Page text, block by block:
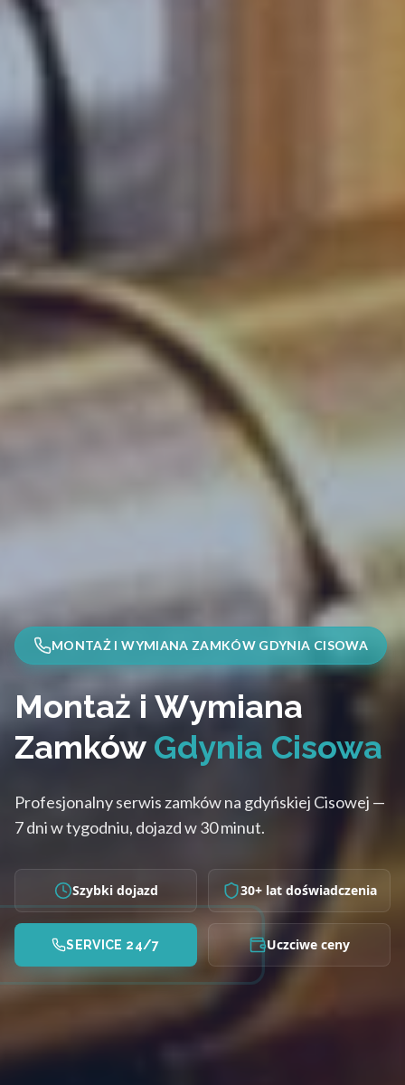
MONTAŻ I WYMIANA ZAMKÓW GDYNIA CISOWA
Montaż i Wymiana
Zamków Gdynia Cisowa
Profesjonalny serwis zamków na gdyńskiej Cisowej —
7 dni w tygodniu, dojazd w 30 minut.
Szybki dojazd 30+ lat doświadczenia
SERVICE 24/7 Uczciwe ceny